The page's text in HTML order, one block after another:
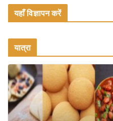
यहाँ विज्ञापन करें
यात्रा